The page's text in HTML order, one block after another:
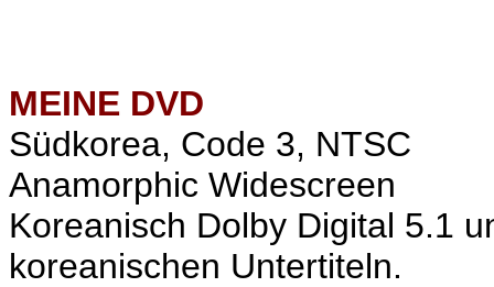
MEINE DVD
Südkorea, Code 3, NTSC
Anamorphic Widescreen
Koreanisch Dolby Digital 5.1
koreanischen Untertiteln.